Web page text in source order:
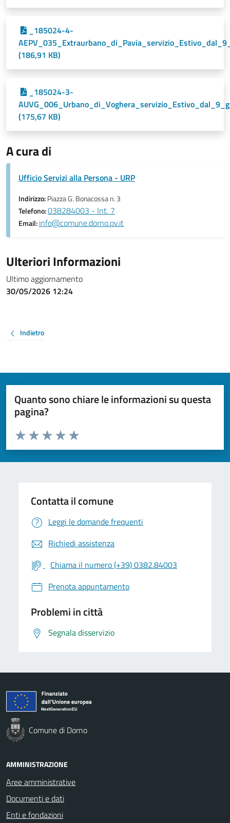
_185024-4-
(186,91 KB)
_185024-3-
(175,67 KB)
A cura di
Ufficio Servizi alla Persona - URP
Indirizzo:Piazza G. Bonacossa n. 3
Telefono:038284003 - Int. 7
Email:info@comune.dorno.pv.it
Ulteriori Informazioni
Ultimo aggiornamento
30/05/2026 12:24
Indietro
Quanto sono chiare le informazioni su questa
pagina?
Valuta da 1 a 5 stelle la pagina
Valuta 5 stelle su 5
Valuta 4 stelle su 5
Valuta 3 stelle su 5
Valuta 2 stelle su 5
Valuta 1 stelle su 5
Contatta il comune
Leggi le domande frequenti
Richiedi assistenza
Chiama il numero (+39) 0382.84003
Prenota appuntamento
Problemi in città
Segnala disservizio
Comune di Dorno
AMMINISTRAZIONE
Aree amministrative
Documenti e dati
Enti e fondazioni